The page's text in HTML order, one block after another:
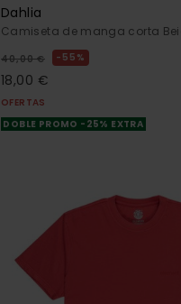
Dahlia
Camiseta de manga corta
40,00 € 55%
18,00 €
OFERTAS
DOBLE PROMO -25% EXTRA